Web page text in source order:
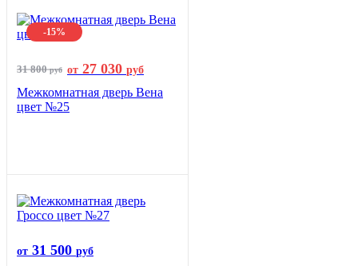
-15%
31 800руб от 27 030 руб
Межкомнатная дверь Вена
цвет №25
от 31 500 руб